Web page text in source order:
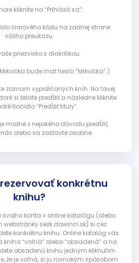
kliknite na “Prihlásiť sa”:
čiarového kódu na zadnej strane
vášho preukazu.
priezvisko s diakritikou.
bude mať heslo “Mrkvička”.).
zoznam vypožičaných kníh. Na ľavej
si želáte predĺžiť a následne kliknite
tlačidlo “Predĺžiť tituly”.
možné z nejakého dôvodu predĺžiť,
alebo sa zastavte osobne.
konkrétnu
knihu?
svojho konta v online katalógu (alebo
sezk.dawinci.sk) si cez
konkrétnu knihu. Online katalóg vás
kniha “voľná” alebo “obsadená” a na
obsadenú knihu jedným kliknutím
že je voľná, si ju rovnakým spôsobom